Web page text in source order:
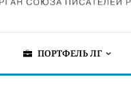
ПОРТФЕЛЬ ЛГ